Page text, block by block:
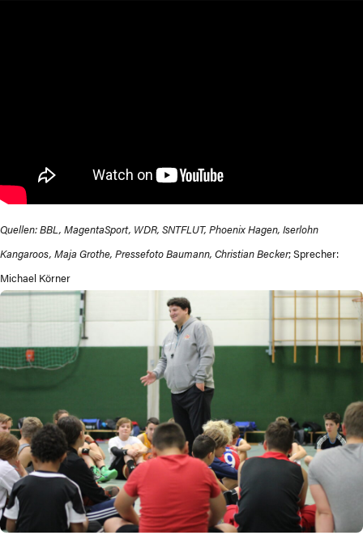
Quellen: BBL, MagentaSport, WDR, SNTFLUT, Phoenix Hagen, Iserlohn
Kangaroos, Maja Grothe, Pressefoto Baumann, Christian Becker; Sprecher:
Michael Körner